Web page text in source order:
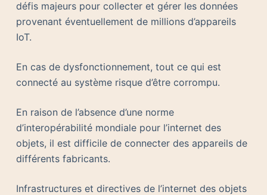
défis majeurs pour collecter et gérer les données
provenant éventuellement de millions d’appareils
IoT.
En cas de dysfonctionnement, tout ce qui est
connecté au système risque d’être corrompu.
En raison de l’absence d’une norme
d’interopérabilité mondiale pour l’internet des
objets, il est difficile de connecter des appareils de
différents fabricants.
Infrastructures et directives de l’internet des objets